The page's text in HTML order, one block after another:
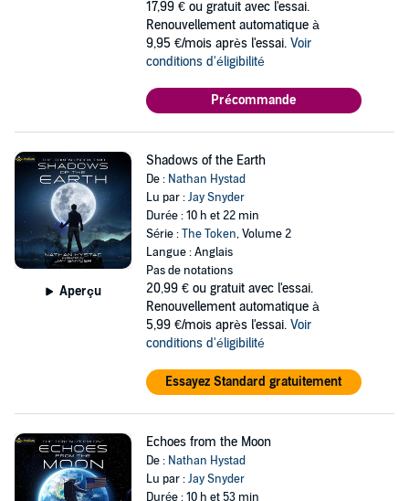
17,99 € ou gratuit avec l'essai.
Renouvellement automatique à
9,95 €/mois après l'essai. Voir
conditions d'éligibilité
Précommande
Aperçu
Shadows of the Earth
De : Nathan Hystad
Lu par :Jay Snyder
Durée : 10 h et 22 min
Série :The Token, Volume 2
Langue : Anglais
Pas de notations
20,99 € ou gratuit avec l'essai.
Renouvellement automatique à
5,99 €/mois après l'essai. Voir
conditions d'éligibilité
Essayez Standard gratuitement
Echoes from the Moon
De : Nathan Hystad
Lu par :Jay Snyder
Durée : 10 h et 53 min